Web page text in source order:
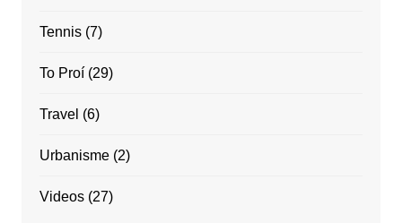
Tennis(7)
To Proí(29)
Travel (6)
Urbanisme(2)
Videos(27)